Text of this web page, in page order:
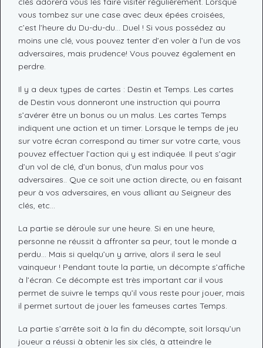
vous tombez sur une case avec deux épées croisées,
c’est l’heure du Du-du-du… Duel ! Si vous possédez au
moins une clé, vous pouvez tenter d’en voler à l’un de vos
adversaires, mais prudence! Vous pouvez également en
perdre.
Il y a deux types de cartes : Destin et Temps. Les cartes
de Destin vous donneront une instruction qui pourra
s’avérer être un bonus ou un malus. Les cartes Temps
indiquent une action et un timer. Lorsque le temps de jeu
sur votre écran correspond au timer sur votre carte, vous
pouvez effectuer l’action qui y est indiquée. Il peut s’agir
d’un vol de clé, d’un bonus, d’un malus pour vos
adversaires.. Que ce soit une action directe, ou en faisant
peur à vos adversaires, en vous alliant au Seigneur des
clés, etc…
La partie se déroule sur une heure. Si en une heure,
personne ne réussit à affronter sa peur, tout le monde a
perdu… Mais si quelqu’un y arrive, alors il sera le seul
vainqueur ! Pendant toute la partie, un décompte s’affiche
à l’écran. Ce décompte est très important car il vous
permet de suivre le temps qu’il vous reste pour jouer, mais
il permet surtout de jouer les fameuses cartes Temps.
La partie s’arrête soit à la fin du décompte, soit lorsqu’un
joueur a réussi à obtenir les six clés, à atteindre le